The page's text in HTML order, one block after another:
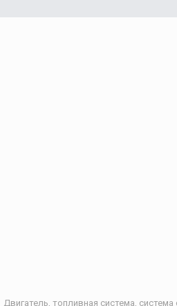
Двигатель, топливная система,